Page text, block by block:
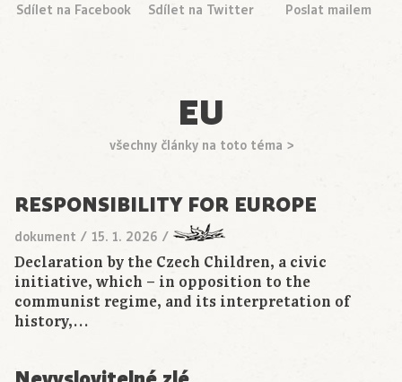
Sdílet na Facebook Sdílet na Twitter Poslat mailem
EU
všechny články na toto téma >
RESPONSIBILITY FOR EUROPE
dokument / 15. 1. 2026 /
Declaration by the Czech Children, a civic
initiative, which – in opposition to the
communist regime, and its interpretation of
history,…